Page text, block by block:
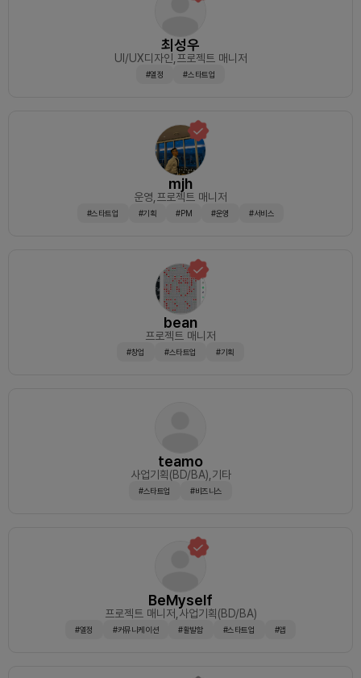
최성우
UI/UX디자인 ,프로젝트 매니저
#열정 #스타트업
mjh
운영 ,프로젝트 매니저
#스타트업 #기획 #PM #운영 #서비스
bean
프로젝트 매니저
#창업 #스타트업 #기획
teamo
사업기획(BD/BA) ,기타
#스타트업 #비즈니스
BeMyself
프로젝트 매니저 ,사업기획(BD/BA)
#열정 #커뮤니케이션 #활발함 #스타트업 #앱